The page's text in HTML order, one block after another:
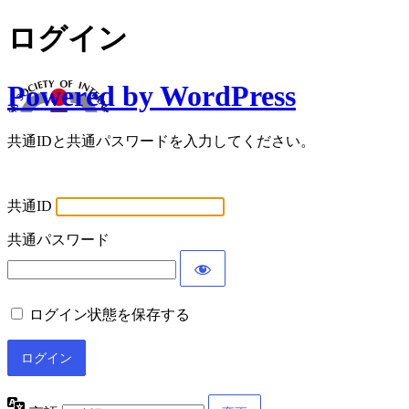
ログイン
Powered by WordPress
共通IDと共通パスワードを入力してください。
共通ID
共通パスワード
ログイン状態を保存する